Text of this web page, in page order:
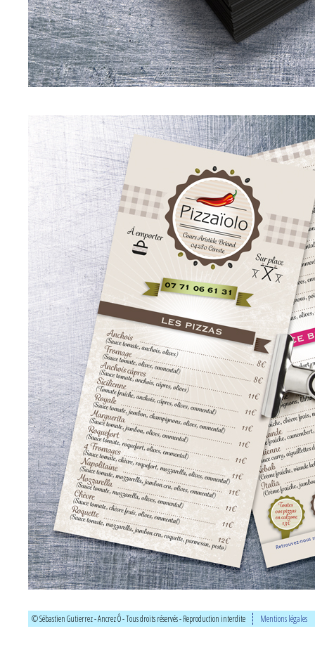
© Sébastien Gutierrez - Ancrez Ô - Tous droits réservés - Reproduction interdite Mentions légales